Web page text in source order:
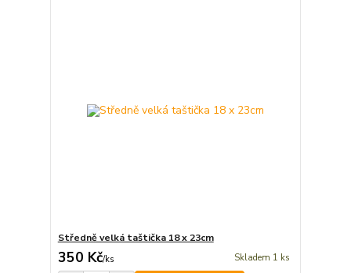
Středně velká taštička 18 x 23cm
350 Kč/ks Skladem 1 ks